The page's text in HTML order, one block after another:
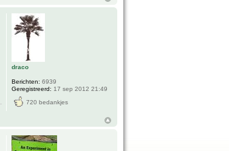
draco
Berichten: 6939
Geregistreerd: 17 sep 2012 21:49
720 bedankjes